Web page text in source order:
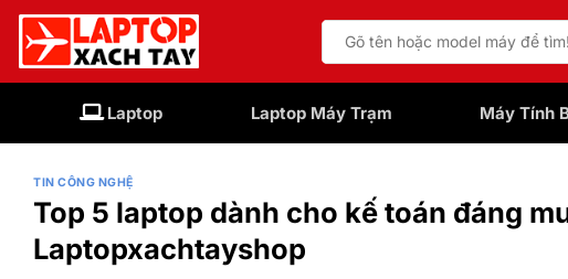
Bỏ
qua
nội
dung
Tìm
kiếm:
Laptop Laptop Máy Trạm Máy Tính
TIN CÔNG NGHỆ
Top 5 laptop dành cho kế toán đáng
Laptopxachtayshop